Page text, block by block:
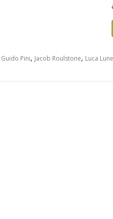
Guido Pini, Jacob Roulstone, Luca